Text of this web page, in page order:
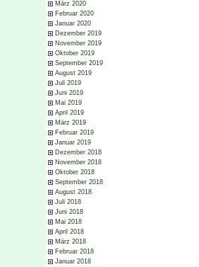
März 2020
Februar 2020
Januar 2020
Dezember 2019
November 2019
Oktober 2019
September 2019
August 2019
Juli 2019
Juni 2019
Mai 2019
April 2019
März 2019
Februar 2019
Januar 2019
Dezember 2018
November 2018
Oktober 2018
September 2018
August 2018
Juli 2018
Juni 2018
Mai 2018
April 2018
März 2018
Februar 2018
Januar 2018